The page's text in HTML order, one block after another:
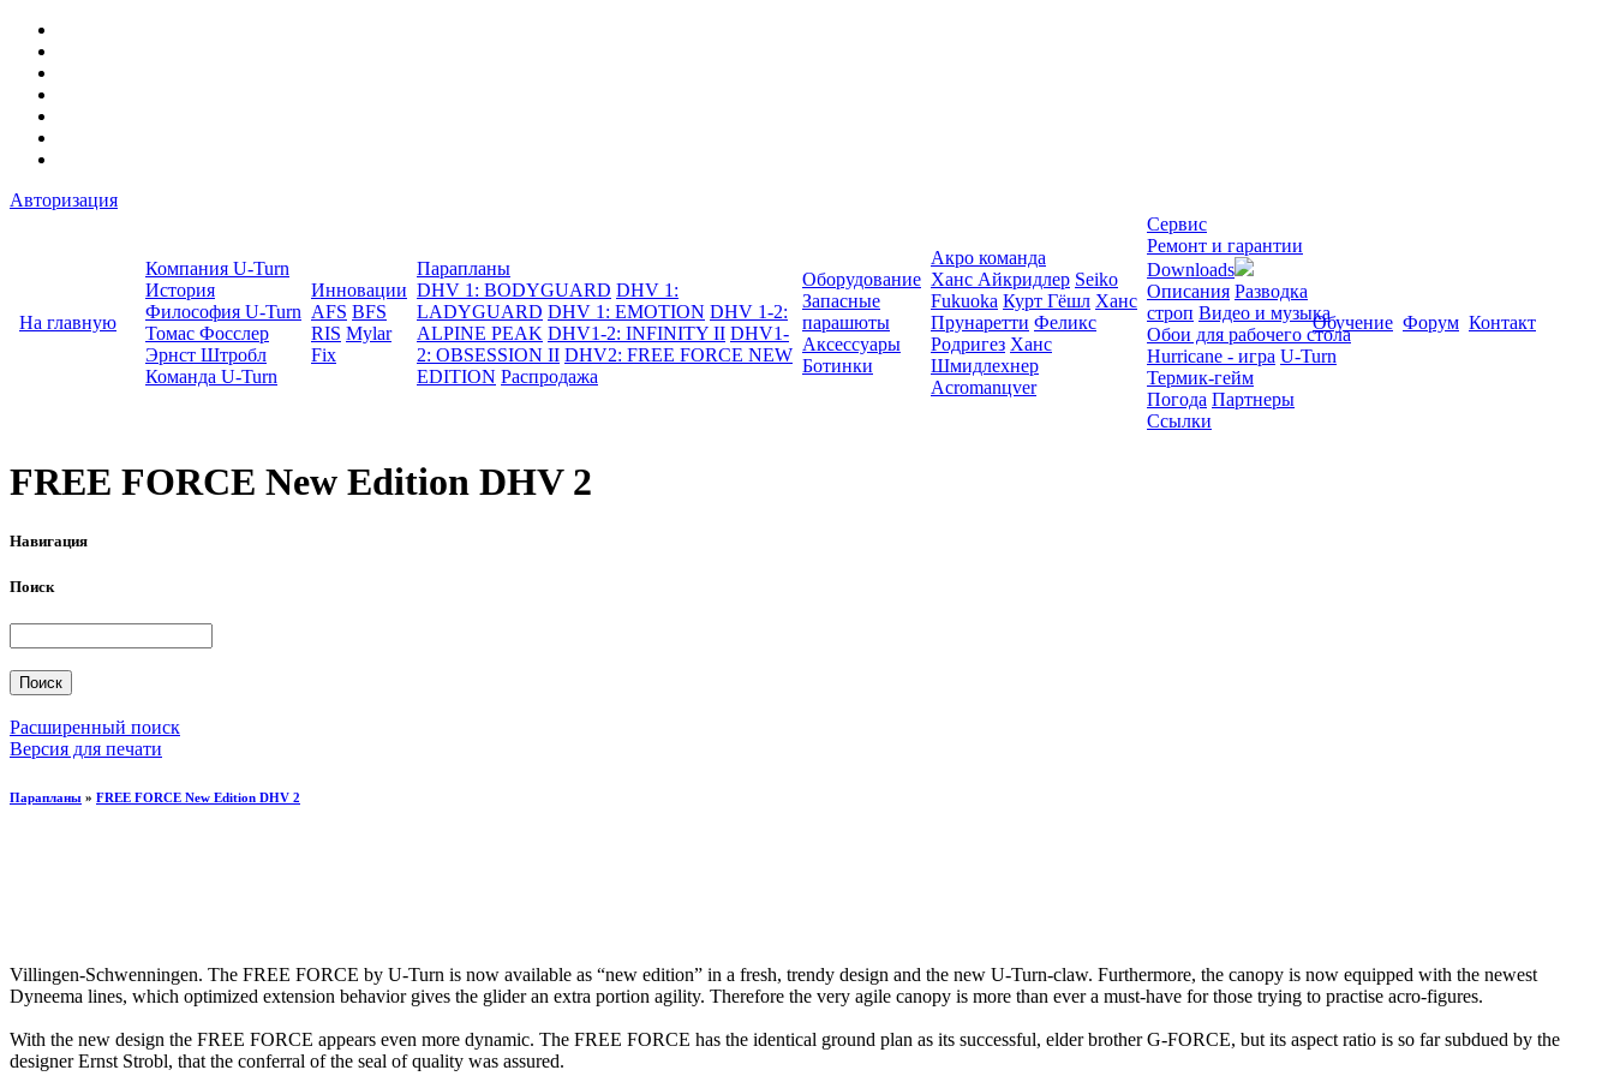
Авторизация
На главную
Компания U-Turn
История
Философия U-Turn
Томас Фосслер
Эрнст Штробл
Команда U-Turn
Инновации
AFS BFS
RIS Mylar
Fix
Парапланы
DHV 1: BODYGUARD DHV 1:
LADYGUARD DHV 1: EMOTION DHV 1-2:
ALPINE PEAK DHV1-2: INFINITY II DHV1-
2: OBSESSION II DHV2: FREE FORCE NEW
EDITION Распродажа
Оборудование
Запасные
парашюты
Аксессуары
Ботинки
Акро команда
Ханс Айкридлер Seiko
Fukuoka Курт Гёшл Ханс
Прунаретти Феликс
Родригез Ханс
Шмидлехнер
Acromanцver
Сервис
Ремонт и гарантии
Downloads
Описания Разводка
строп Видео и музыка
Обои для рабочего стола
Hurricane - игра U-Turn
Термик-гейм
Погода Партнеры
Ссылки
Обучение Форум Контакт
FREE FORCE New Edition DHV 2
Навигация
Поиск
Расширенный поиск
Версия для печати
Парапланы » FREE FORCE New Edition DHV 2
Villingen-Schwenningen. The FREE FORCE by U-Turn is now available as “new edition” in a fresh, trendy design and the new U-Turn-claw. Furthermore, the canopy is now equipped with the newest
Dyneema lines, which optimized extension behavior gives the glider an extra portion agility. Therefore the very agile canopy is more than ever a must-have for those trying to practise acro-figures.
With the new design the FREE FORCE appears even more dynamic. The FREE FORCE has the identical ground plan as its successful, elder brother G-FORCE, but its aspect ratio is so far subdued by the
designer Ernst Strobl, that the conferral of the seal of quality was assured.